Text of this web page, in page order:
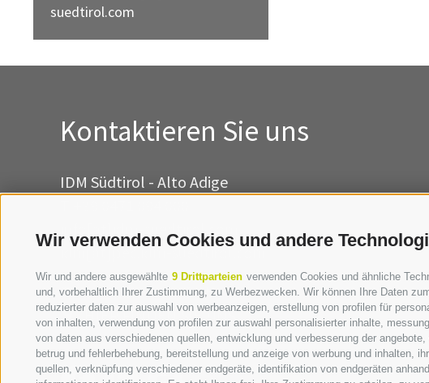
Wir verwenden Cookies und andere
Wir und andere ausgewählte 9 Drittparteien verwenden Cookies und ähnliche
und, vorbehaltlich Ihrer Zustimmung, zu Werbezwecken. Wir können Ihre Daten
reduzierter daten zur auswahl von werbeanzeigen, erstellung von profilen für
von inhalten, verwendung von profilen zur auswahl personalisierter inhalte,
von daten aus verschiedenen quellen, entwicklung und verbesserung der
betrug und fehlerbehebung, bereitstellung und anzeige von werbung und
quellen, verknüpfung verschiedener endgeräte, identifikation von endgeräten
suedtirol.com
Kontaktieren Sie uns
IDM Südtirol - Alto Adige
info[at]idm-suedtirol.com
idm[at]pec.idm-suedtirol.com
SCHREIBEN SIE UNS!
HIER FINDEN SIE UNS